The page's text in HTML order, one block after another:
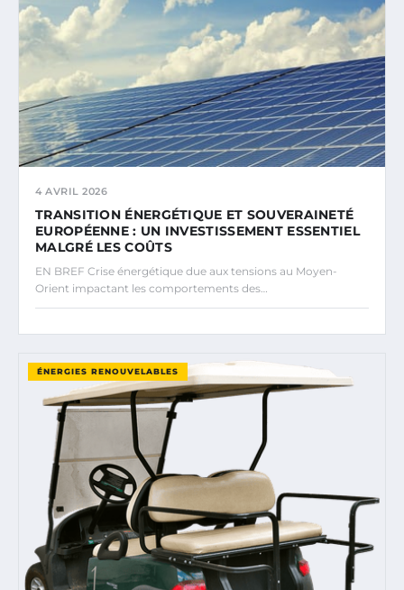
4 AVRIL 2026
TRANSITION ÉNERGÉTIQUE ET SOUVERAINETÉ
EUROPÉENNE : UN INVESTISSEMENT ESSENTIEL
MALGRÉ LES COÛTS
EN BREF Crise énergétique due aux tensions au Moyen-
Orient impactant les comportements des…
ÉNERGIES RENOUVELABLES